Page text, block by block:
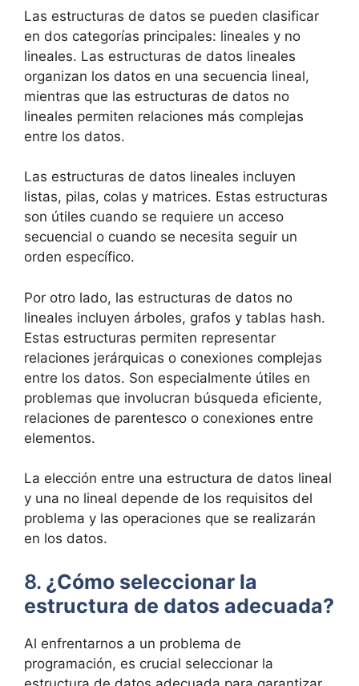
Las estructuras de datos se pueden clasificar
en dos categorías principales: lineales y no
lineales. Las estructuras de datos lineales
organizan los datos en una secuencia lineal,
mientras que las estructuras de datos no
lineales permiten relaciones más complejas
entre los datos.
Las estructuras de datos lineales incluyen
listas, pilas, colas y matrices. Estas estructuras
son útiles cuando se requiere un acceso
secuencial o cuando se necesita seguir un
orden específico.
Por otro lado, las estructuras de datos no
lineales incluyen árboles, grafos y tablas hash.
Estas estructuras permiten representar
relaciones jerárquicas o conexiones complejas
entre los datos. Son especialmente útiles en
problemas que involucran búsqueda eficiente,
relaciones de parentesco o conexiones entre
elementos.
La elección entre una estructura de datos lineal
y una no lineal depende de los requisitos del
problema y las operaciones que se realizarán
en los datos.
8. ¿Cómo seleccionar la
estructura de datos adecuada?
Al enfrentarnos a un problema de
programación, es crucial seleccionar la